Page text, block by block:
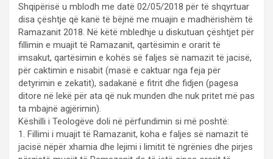
Shqipërisë u mblodh me datë 02/05/2018 për të shqyrtuar
disa çështje që kanë të bëjnë me muajin e madhërishëm të
Ramazanit 2018. Në këtë mbledhje u diskutuan çështjet për
fillimin e muajit të Ramazanit, qartësimin e orarit të
imsakut, qartësimin e kohës së faljes së namazit të jacisë,
për caktimin e nisabit (masë e caktuar nga feja për
detyrimin e zekatit), sadakanë e fitrit dhe fidjen (pagesa
ditore në lekë për ata që nuk munden dhe nuk pritet më pas
ta mbajnë agjërimin).
Këshilli i Teologëve doli në përfundimin si më poshtë:
1. Fillimi i muajit të Ramazanit, koha e faljes së namazit të
jacisë nëpër xhamia dhe lejimi i limitit të ngrënies dhe pirjes